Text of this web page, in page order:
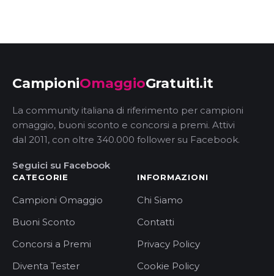
CampioniOmaggioGratuiti.it
La community italiana di riferimento per campioni
omaggio, buoni sconto e concorsi a premi. Attivi
dal 2011, con oltre 340.000 follower su Facebook.
Seguici su Facebook
CATEGORIE
Campioni Omaggio
Buoni Sconto
Concorsi a Premi
Diventa Tester
INFORMAZIONI
Chi Siamo
Contatti
Privacy Policy
Cookie Policy